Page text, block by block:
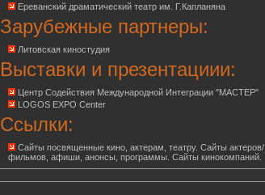
Ереванский драматический театр им. Г.Капланяна
Зарубежные партнеры:
Литовская киностудия
Выставки и презентациии:
Центр Содействия Международной Интеграции "МАСТЕР"
LOGOS EXPO Center
Ссылки:
Сайты посвященные кино, актерам, театру. Сайты актеров/
фильмов, афиши, анонсы, программы. Сайты кинокомпаний.